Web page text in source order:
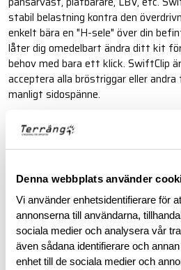
Denna webbplats använder
Vi använder enhetsidentifierare för
annonserna till användarna,
sociala medier och analysera vår
även sådana identifierare och
enhet till de sociala medier och
stabil belastning kontra den
enkelt bära en "H-sele" över din
låter dig omedelbart ändra ditt kit
behov med bara ett klick. SwiftClip
acceptera alla bröstriggar eller
manligt sidospänne.
Läs mer